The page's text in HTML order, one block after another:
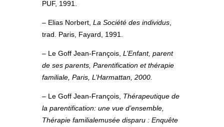
PUF, 1991.
– Elias Norbert, La Société des individus
trad. Paris, Fayard, 1991.
– Le Goff Jean-François, L’Enfant, parent
de ses parents, Parentification et thérapie
familiale, Paris, L’Harmattan, 2000.
– Le Goff Jean-François, Thérapeutique de
la parentification: une vue d’ensemble,
Thérapie familialemusée disparu : Enquête